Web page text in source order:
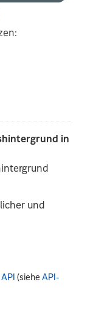
in
und
API (sieheAPI-